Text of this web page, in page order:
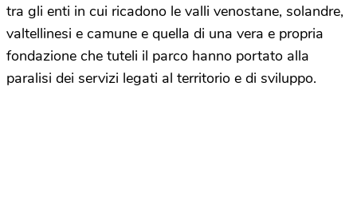
tra gli enti in cui ricadono le valli venostane, solandre,
valtellinesi e camune e quella di una vera e propria
fondazione che tuteli il parco hanno portato alla
paralisi dei servizi legati al territorio e di sviluppo.